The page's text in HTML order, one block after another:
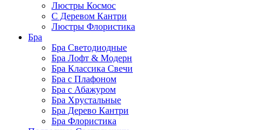
Люстры Космос
С Деревом Кантри
Люстры Флористика
Бра
Бра Светодиодные
Бра Лофт & Модерн
Бра Классика Свечи
Бра с Плафоном
Бра с Абажуром
Бра Хрустальные
Бра Дерево Кантри
Бра Флористика